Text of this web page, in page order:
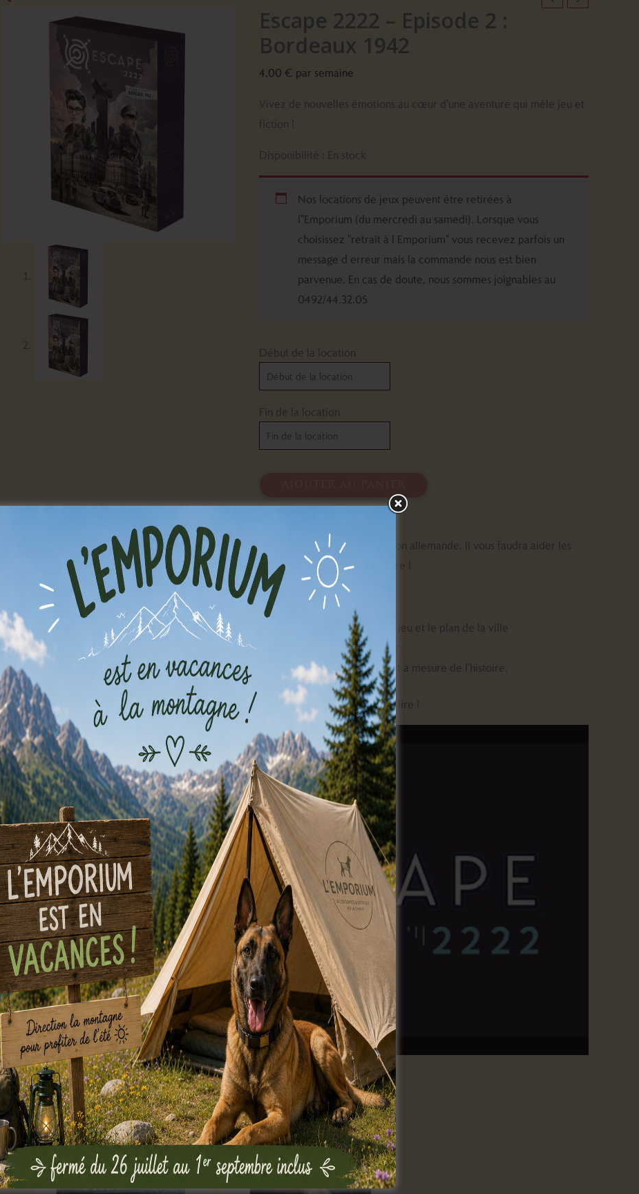
Escape 2222 – Episode 2 :
Bordeaux 1942
4,00 € par semaine
Vivez de nouvelles émotions au cœur d’une aventure qui mêle jeu et
fiction !
Disponibilité : En stock
Nos locations de jeux peuvent être retirées à
l"Emporium (du mercredi au samedi). Lorsque vous
choisissez "retrait à l Emporium" vous recevez parfois un
message d erreur mais la commande nous est bien
parvenue. En cas de doute, nous sommes joignables au
0492/44.32.05
Début de la location
Fin de la location
de
Escape
2222
-
Episode
2
Bordeaux
1942
DescriptionInformations complémentairesAvis (0)
Pour ce 2ème épisode, vous êtes téléporté à Bordeaux en 1942, en pleine occupation allemande. Il vous faudra aider les
résistants à mener à bien leur mission afin que SIVO ne change pas l’issue de la guerre !
Comment jouer :
Ouvrez votre boîte de jeu qui contient le carnet du professeur, 60 cartes de jeu et le plan de la ville
Connectez-vous à l’interface depuis votre smartphone, tablette ou ordinateur
Lancez la partie et plongez dans l’aventure en suivant les instructions au fur et à mesure de l’histoire.
Tout est intuitif, comme quand vous jouez à un jeu vidéo. Vous n’avez pas de règle à lire !
Vous aimerez peut-être aussi…